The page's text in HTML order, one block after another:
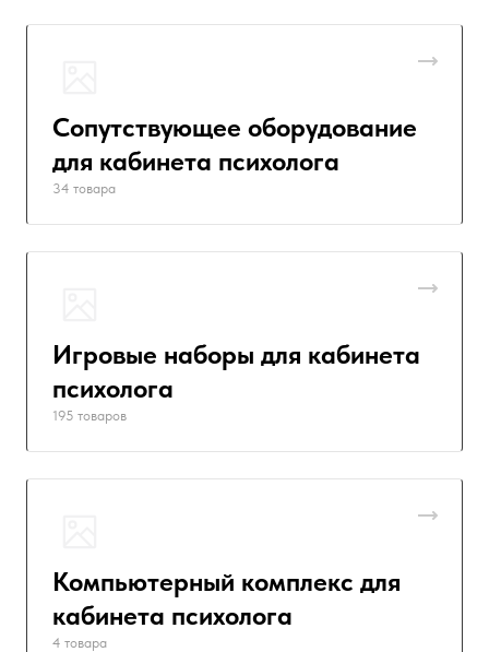
Сопутствующее оборудование
для кабинета психолога
34 товара
Игровые наборы для кабинета
психолога
195 товаров
Компьютерный комплекс для
кабинета психолога
4 товара